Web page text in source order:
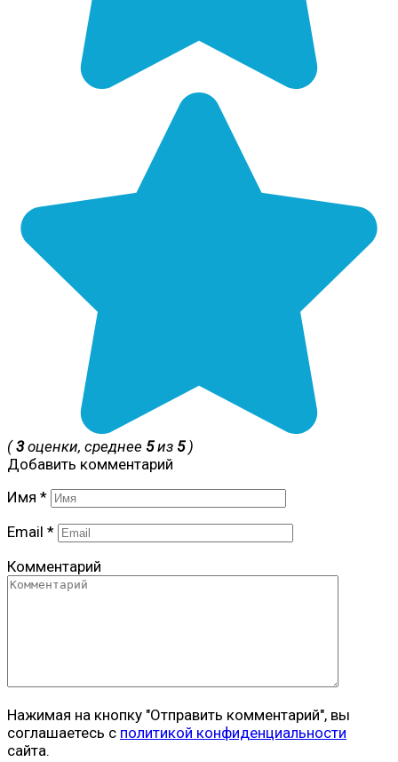
(3оценки, среднее 5из 5)
Добавить комментарий
Имя *
Email *
Комментарий
Нажимая на кнопку "Отправить комментарий", вы
соглашаетесь с политикой конфиденциальности
сайта.